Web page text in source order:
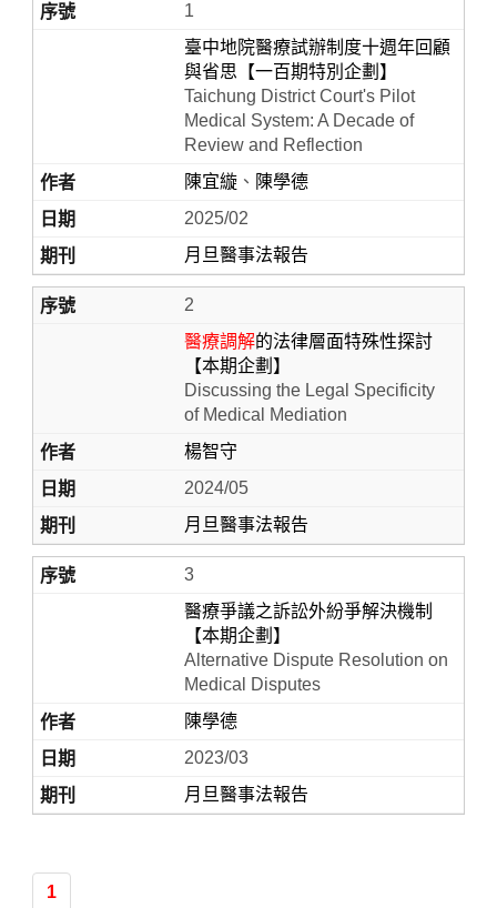
Home
1
臺中地院醫療試辦制度十週年回顧
與省思【一百期特別企劃】
Taichung District Court's Pilot
Medical System: A Decade of
Review and Reflection
陳宜縼、 陳學德
2025/02
月旦醫事法報告
2
醫療調解的法律層面特殊性探討
【本期企劃】
Discussing the Legal Specificity
of Medical Mediation
楊智守
2024/05
月旦醫事法報告
3
醫療爭議之訴訟外紛爭解決機制
【本期企劃】
Alternative Dispute Resolution on
Medical Disputes
陳學德
2023/03
月旦醫事法報告
1